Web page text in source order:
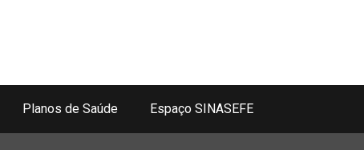
Planos de Saúde Espaço SINASEFE